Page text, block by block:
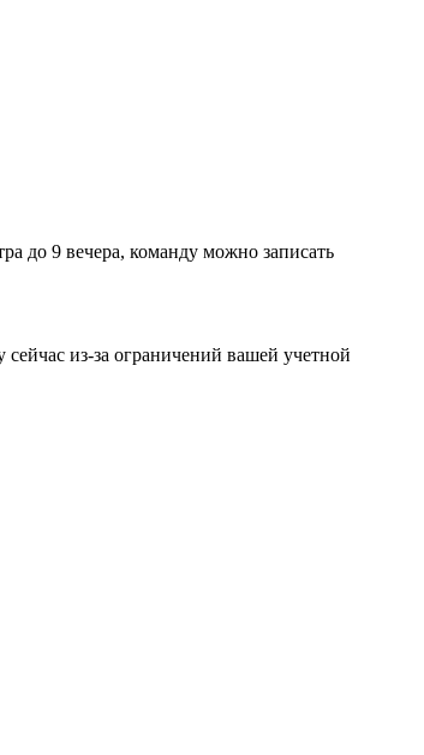
до 9 вечера, команду можно записать
из-за ограничений вашей учетной